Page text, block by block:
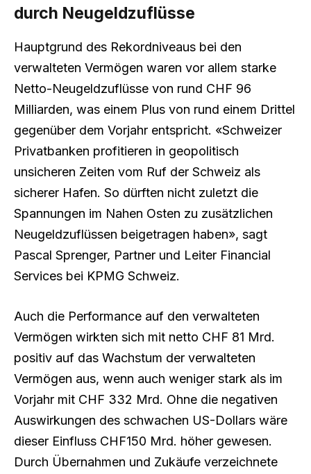
durch Neugeldzuflüsse
Hauptgrund des Rekordniveaus bei den
verwalteten Vermögen waren vor allem starke
Netto-Neugeldzuflüsse von rund CHF 96
Milliarden, was einem Plus von rund einem Drittel
gegenüber dem Vorjahr entspricht. «Schweizer
Privatbanken profitieren in geopolitisch
unsicheren Zeiten vom Ruf der Schweiz als
sicherer Hafen. So dürften nicht zuletzt die
Spannungen im Nahen Osten zu zusätzlichen
Neugeldzuflüssen beigetragen haben», sagt
Pascal Sprenger, Partner und Leiter Financial
Services bei KPMG Schweiz.
Auch die Performance auf den verwalteten
Vermögen wirkten sich mit netto CHF 81 Mrd.
positiv auf das Wachstum der verwalteten
Vermögen aus, wenn auch weniger stark als im
Vorjahr mit CHF 332 Mrd. Ohne die negativen
Auswirkungen des schwachen US-Dollars wäre
dieser Einfluss CHF150 Mrd. höher gewesen.
Durch Übernahmen und Zukäufe verzeichnete